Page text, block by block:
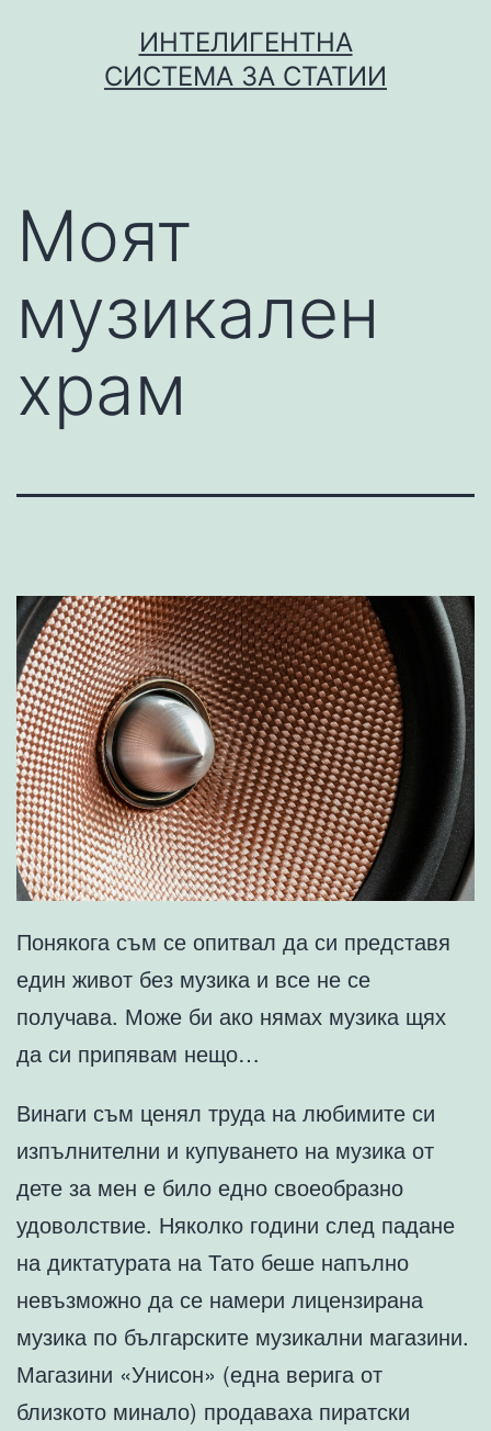
ИНТЕЛИГЕНТНА
СИСТЕМА ЗА СТАТИИ
Моят
музикален
храм
Понякога съм се опитвал да си представя
един живот без музика и все не се
получава. Може би ако нямах музика щях
да си припявам нещо…
Винаги съм ценял труда на любимите си
изпълнителни и купуването на музика от
дете за мен е било едно своеобразно
удоволствие. Няколко години след падане
на диктатурата на Тато беше напълно
невъзможно да се намери лицензирана
музика по българските музикални магазини.
Магазини «Унисон» (една верига от
близкото минало) продаваха пиратски